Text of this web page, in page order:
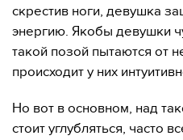
скрестив ноги, девушка
энергию. Якобы девушки
такой позой пытаются от
происходит у них
Но вот в основном, над
стоит углубляться, часто